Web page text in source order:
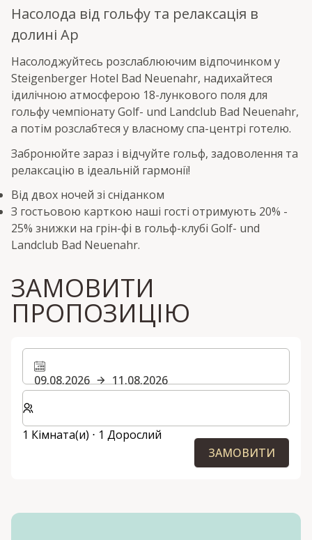
Насолода від гольфу та релаксація в
долині Ар
Насолоджуйтесь розслаблюючим відпочинком у
Steigenberger Hotel Bad Neuenahr, надихайтеся
ідилічною атмосферою 18-лункового поля для
гольфу чемпіонату Golf- und Landclub Bad Neuenahr,
а потім розслабтеся у власному спа-центрі готелю.
Забронюйте зараз і відчуйте гольф, задоволення та
релаксацію в ідеальній гармонії!
Від двох ночей зі сніданком
З гостьовою карткою наші гості отримують 20% -
25% знижки на грін-фі в гольф-клубі Golf- und
Landclub Bad Neuenahr.
ЗАМОВИТИ
ПРОПОЗИЦІЮ
09.08.2026
11.08.2026
Виберіть кількість кімнат та гостей для вашого
1 Кімната(и) ⋅ 1 Дорослий
ЗАМОВИТИ